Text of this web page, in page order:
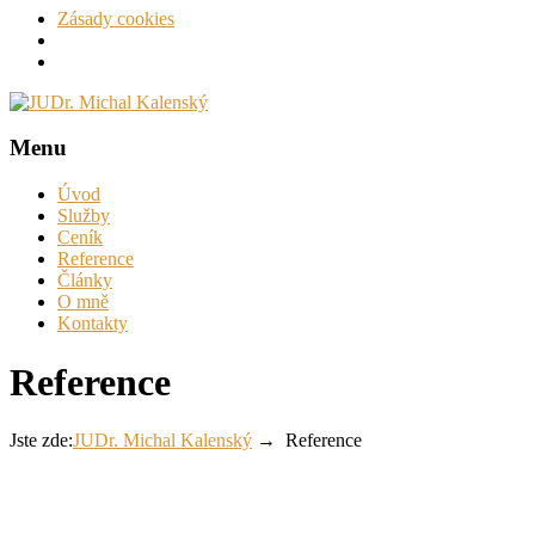
Zásady cookies
JUDr.
Kalenský
advokát
insolvenční
správce
Menu
Úvod
Služby
Ceník
Reference
Články
O mně
Kontakty
Reference
Jste zde:JUDr. Michal Kalenský → Reference